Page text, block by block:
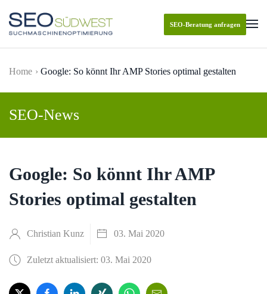
Skip to main content
SEO-Beratung anfragen
Home Google: So könnt Ihr AMP Stories optimal gestalten
SEO-News
Google: So könnt Ihr AMP
Stories optimal gestalten
Christian Kunz 03. Mai 2020
Zuletzt aktualisiert: 03. Mai 2020